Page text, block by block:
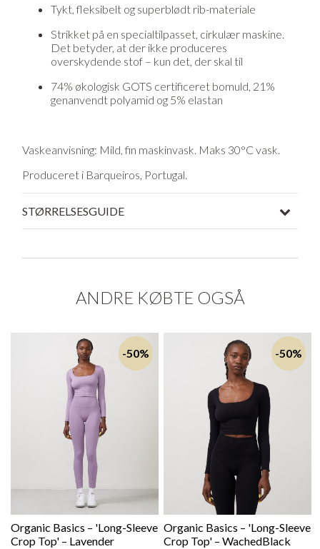
Tykt, fleksibelt og superblødt rib-materiale
Strikket på en specialtilpasset, cirkulær maskine.
Det betyder, at der ikke produceres
overskydende stof – kun det, der skal til
74% økologisk GOTS certificeret bomuld, 21%
genanvendt polyamid og 5% elastan
Vaskeanvisning: Mild, fin maskinvask. Maks 30°C vask.
Produceret i Barqueiros, Portugal.
STØRRELSESGUIDE
ANDRE KØBTE OGSÅ
-50%
Organic Basics – 'Long-Sleeve
Crop Top' – Lavender
-50%
Organic Basics – 'Long-Sleeve
Crop Top' – WachedBlack